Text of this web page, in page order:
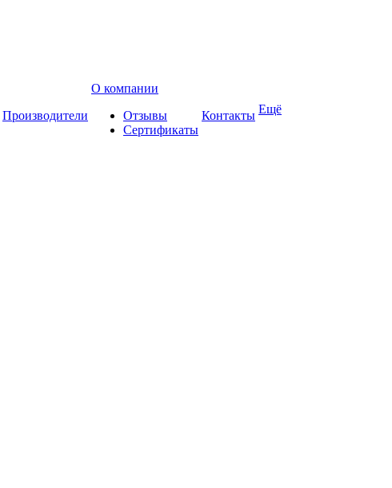
Производители
О компании
Отзывы
Сертификаты
Контакты Ещё